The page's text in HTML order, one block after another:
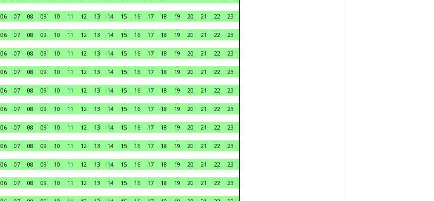
06 07 08 09 10 11 12 13 14 15 16 17 18 19 20 21 22
23
06 07 08 09 10 11 12 13 14 15 16 17 18 19 20 21 22
23
06 07 08 09 10 11 12 13 14 15 16 17 18 19 20 21 22
23
06 07 08 09 10 11 12 13 14 15 16 17 18 19 20 21 22
23
06 07 08 09 10 11 12 13 14 15 16 17 18 19 20 21 22
23
06 07 08 09 10 11 12 13 14 15 16 17 18 19 20 21 22
23
06 07 08 09 10 11 12 13 14 15 16 17 18 19 20 21 22
23
06 07 08 09 10 11 12 13 14 15 16 17 18 19 20 21 22
23
06 07 08 09 10 11 12 13 14 15 16 17 18 19 20 21 22
23
06 07 08 09 10 11 12 13 14 15 16 17 18 19 20 21 22
23